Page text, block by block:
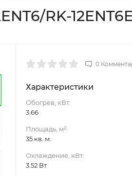
RK-
0
Характеристики
Обогрев, кВт:
3.66
Площадь, м²:
35 кв. м.
Охлаждение, кВт:
3.52 Вт